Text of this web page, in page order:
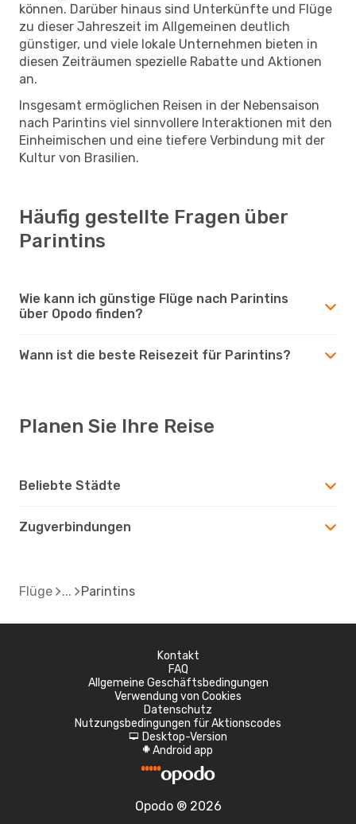
können. Darüber hinaus sind Unterkünfte und Flüge
zu dieser Jahreszeit im Allgemeinen deutlich
günstiger, und viele lokale Unternehmen bieten in
diesen Zeiträumen spezielle Rabatte und Aktionen
an.
Insgesamt ermöglichen Reisen in der Nebensaison
nach Parintins viel sinnvollere Interaktionen mit den
Einheimischen und eine tiefere Verbindung mit der
Kultur von Brasilien.
Häufig gestellte Fragen über
Parintins
Wie kann ich günstige Flüge nach Parintins
über Opodo finden?
Wann ist die beste Reisezeit für Parintins?
Planen Sie Ihre Reise
Beliebte Städte
Zugverbindungen
Flüge Parintins
Kontakt
FAQ
Allgemeine Geschäftsbedingungen
Verwendung von Cookies
Datenschutz
Nutzungsbedingungen für Aktionscodes
d Desktop-Version
A Android app
Opodo ® 2026